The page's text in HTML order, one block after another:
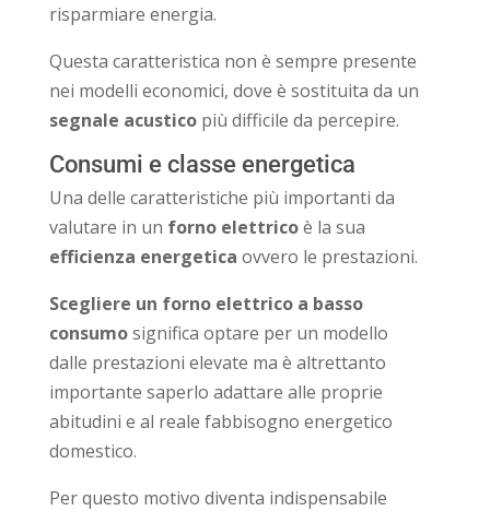
risparmiare energia.
Questa caratteristica non è sempre presente
nei modelli economici, dove è sostituita da un
segnale acusticopiù difficile da percepire.
Consumi e classe energetica
Una delle caratteristiche più importanti da
valutare in un forno elettricoè la sua
efficienza energetica ovvero le prestazioni.
Scegliere un forno elettrico a basso
consumosignifica optare per un modello
dalle prestazioni elevate ma è altrettanto
importante saperlo adattare alle proprie
abitudini e al reale fabbisogno energetico
domestico.
Per questo motivo diventa indispensabile